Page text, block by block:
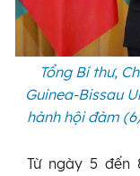
Tổng Bí thư,
Guinea-Bissau
hành hội đàm
Từ ngày 5 đến